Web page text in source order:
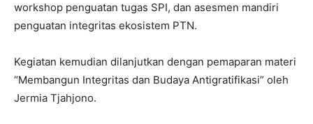
workshop penguatan tugas SPI, dan asesmen mandiri
penguatan integritas ekosistem PTN.
Kegiatan kemudian dilanjutkan dengan pemaparan materi
“Membangun Integritas dan Budaya Antigratifikasi” oleh
Jermia Tjahjono.